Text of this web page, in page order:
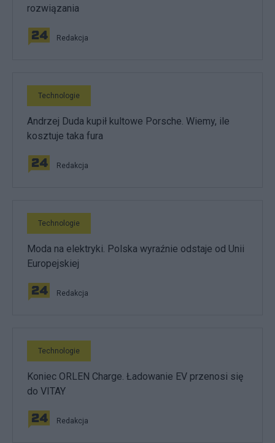
rozwiązania
Redakcja
Technologie
Andrzej Duda kupił kultowe Porsche. Wiemy, ile
kosztuje taka fura
Redakcja
Technologie
Moda na elektryki. Polska wyraźnie odstaje od Unii
Europejskiej
Redakcja
Technologie
Koniec ORLEN Charge. Ładowanie EV przenosi się
do VITAY
Redakcja